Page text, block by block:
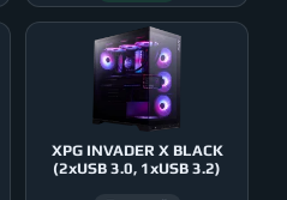
XPG INVADER X BLACK
(2xUSB 3.0, 1xUSB 3.2)